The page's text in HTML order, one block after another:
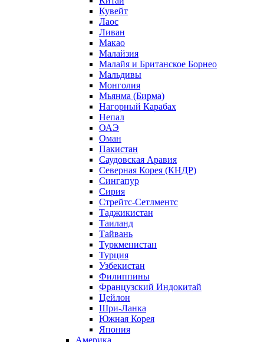
Кувейт
Лаос
Ливан
Макао
Малайзия
Малайя и Британское Борнео
Мальдивы
Монголия
Мьянма (Бирма)
Нагорный Карабах
Непал
ОАЭ
Оман
Пакистан
Саудовская Аравия
Северная Корея (КНДР)
Сингапур
Сирия
Стрейтс-Сетлментс
Таджикистан
Таиланд
Тайвань
Туркменистан
Турция
Узбекистан
Филиппины
Французский Индокитай
Цейлон
Шри-Ланка
Южная Корея
Япония
Америка